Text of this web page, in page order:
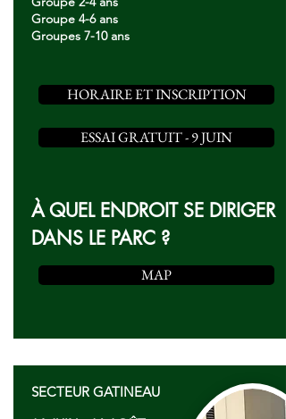
Groupe 4-6 ans
Groupes 7-10 ans
HORAIRE ET INSCRIPTION
ESSAI GRATUIT - 9 JUIN
À QUEL ENDROIT SE DIRIGER
DANS LE PARC ?
MAP
SECTEUR GATINEAU